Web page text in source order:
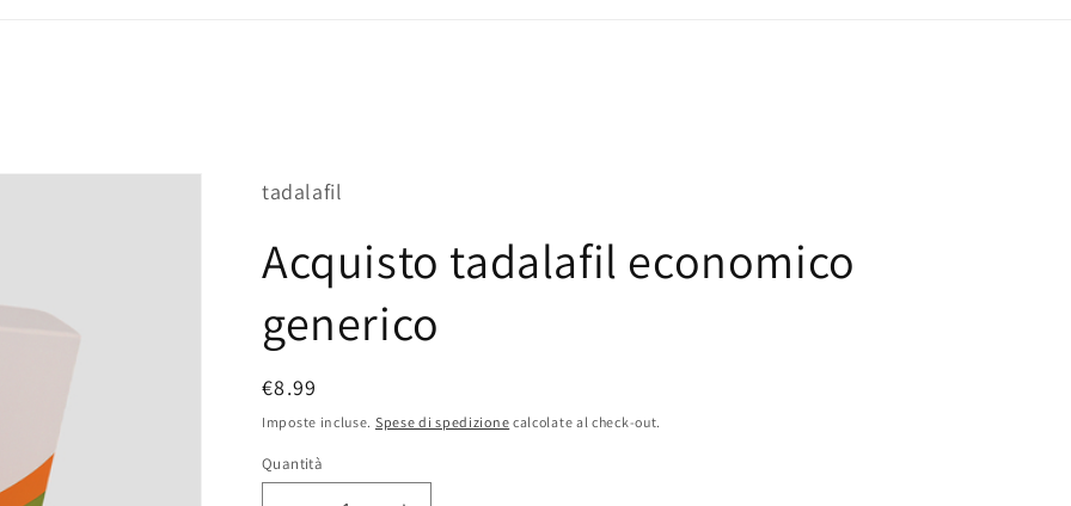
tadalafil
Acquisto tadalafil economico
generico
Prezzo
di
listino
€8.99
Imposte incluse. Spese di spedizione calcolate al check-out.
Quantità